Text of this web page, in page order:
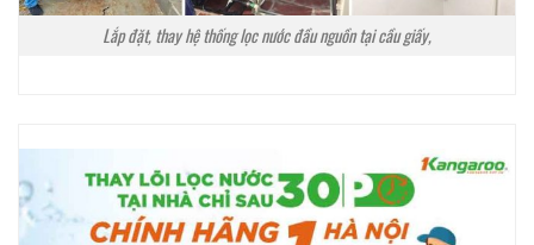
Lắp đặt, thay hệ thống lọc nước đầu nguồn tại cầu giấy,